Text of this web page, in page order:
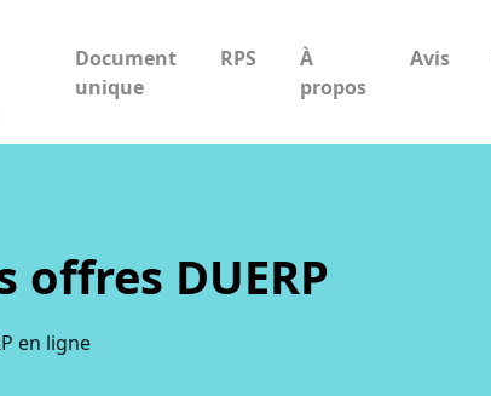
Document
unique
RPS
À
propos
Avis
offres DUERP
en ligne